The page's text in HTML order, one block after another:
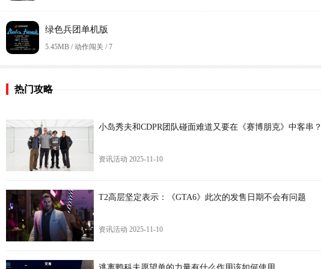
绿色兵团单机版
5.45MB / 动作闯关 /7
热门攻略
小岛秀夫和CDPR团队碰面难道又要在《赛博朋克》中客串？
资讯活动 2025-11-10
T2高层坚定表示：《GTA6》此次的发售日期不会有问题
资讯活动 2025-11-10